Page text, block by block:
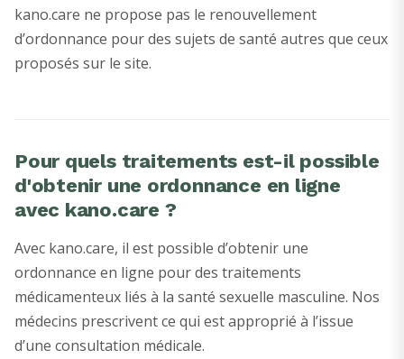
kano.care ne propose pas le renouvellement
d’ordonnance pour des sujets de santé autres que ceux
proposés sur le site.
Pour quels traitements est-il possible
d'obtenir une ordonnance en ligne
avec kano.care ?
Avec kano.care, il est possible d’obtenir une
ordonnance en ligne pour des traitements
médicamenteux liés à la santé sexuelle masculine. Nos
médecins prescrivent ce qui est approprié à l’issue
d’une consultation médicale.